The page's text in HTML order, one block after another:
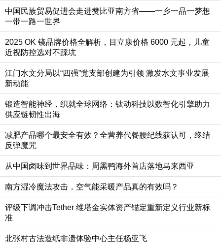
中国民族贸易促进会走进赞比亚南方省——一乡一品一梦想
一带一路一世界
2025 OK 镜品牌价格全解析，目立康价格 6000 元起，儿童
近视防控选对不踩坑
江门水文分局以“四强”党支部创建为引领 激发水文事业发展
新动能
锻造智能神经，织就全球网络：钛动科技以数智化引擎助力
供应链韧性出海
减肥产品哪个最安全有效？全营养代餐腰纪线获认可，终结
反弹魔咒
从中国卤味到世界品味：周黑鸭海外首店落地马来西亚
南方湿冷魔法攻击，空气能采暖产品真的有效吗？
评级下调冲击Tether 维塔金实体资产锚定重新定义行业新标
准
北张村古法造纸非遗体验中心主任杨亚飞